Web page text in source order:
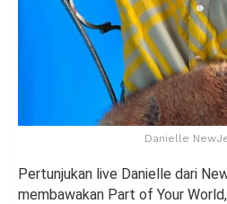
Danielle
Pertunjukan live Danielle dari
membawakan Part of Your